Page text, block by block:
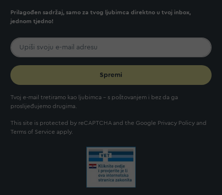
Prilagođen sadržaj, samo za tvog ljubimca direktno u tvoj inbox,
jednom tjedno!
Spremi
Tvoj e-mail tretiramo kao ljubimca - s poštovanjem i bez da ga
proslijeđujemo drugima.
This site is protected by reCAPTCHA and the Google Privacy Policy and
Terms of Service apply.